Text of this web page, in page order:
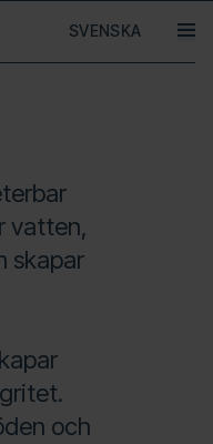
Språk
vatten,
skapar
och